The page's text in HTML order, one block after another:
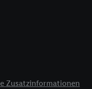
Zusatzinformationen